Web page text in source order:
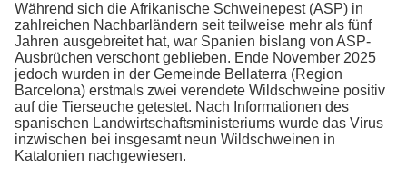
Während sich die Afrikanische Schweinepest (ASP) in
zahlreichen Nachbarländern seit teilweise mehr als fünf
Jahren ausgebreitet hat, war Spanien bislang von ASP-
Ausbrüchen verschont geblieben. Ende November 2025
jedoch wurden in der Gemeinde Bellaterra (Region
Barcelona) erstmals zwei verendete Wildschweine positiv
auf die Tierseuche getestet. Nach Informationen des
spanischen Landwirtschaftsministeriums wurde das Virus
inzwischen bei insgesamt neun Wildschweinen in
Katalonien nachgewiesen.